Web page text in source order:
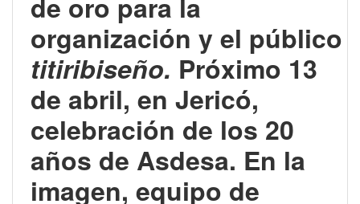
organización y el público
titiribiseño. Próximo 13
de abril, en Jericó,
celebración de los 20
años de Asdesa. En la
imagen, equipo de